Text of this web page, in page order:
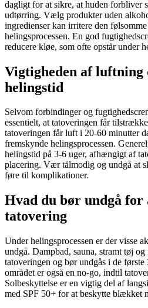
dagligt for at sikre, at huden forbliver
udtørring. Vælg produkter uden
ingredienser kan irritere den
helingsprocessen. En god
reducere kløe, som ofte opstår under
Vigtigheden af luftning
helingstid
Selvom forbindinger og
essentielt, at tatoveringen får
tatoveringen får luft i 20-60 minutter
fremskynde helingsprocessen.
helingstid på 3-6 uger, afhængigt af
placering. Vær tålmodig og undgå at
føre til komplikationer.
Hvad du bør undgå for
tatovering
Under helingsprocessen er der visse
undgå. Dampbad, sauna, stramt tøj
tatoveringen og bør undgås i de
området er også en no-go, indtil
Solbeskyttelse er en vigtig del af
med SPF 50+ for at beskytte blækket